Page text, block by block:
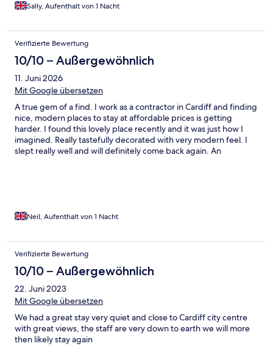
Sally, Aufenthalt von 1 Nacht
Verifizierte Bewertung
10/10 – Außergewöhnlich
11. Juni 2026
Mit Google übersetzen
A true gem of a find. I work as a contractor in Cardiff and finding
nice, modern places to stay at affordable prices is getting
harder. I found this lovely place recently and it was just how I
imagined. Really tastefully decorated with very modern feel. I
slept really well and will definitely come back again. An
Neil, Aufenthalt von 1 Nacht
Verifizierte Bewertung
10/10 – Außergewöhnlich
22. Juni 2023
Mit Google übersetzen
We had a great stay very quiet and close to Cardiff city centre
with great views, the staff are very down to earth we will more
then likely stay again